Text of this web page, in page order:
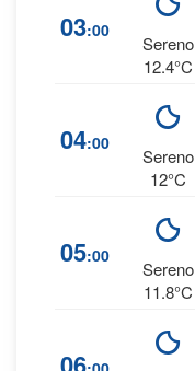
03:00
Sereno
12.4°C
04:00
Sereno
12°C
05:00
Sereno
11.8°C